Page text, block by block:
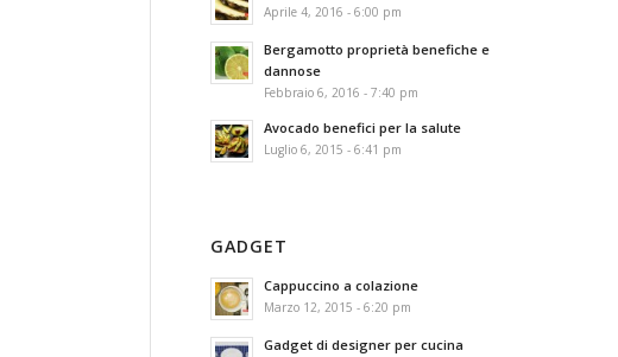
Aprile 4, 2016 - 6:00 pm
Bergamotto proprietà benefiche e
dannose
Febbraio 6, 2016 - 7:40 pm
Avocado benefici per la salute
Luglio 6, 2015 - 6:41 pm
GADGET
Cappuccino a colazione
Marzo 12, 2015 - 6:20 pm
Gadget di designer per cucina